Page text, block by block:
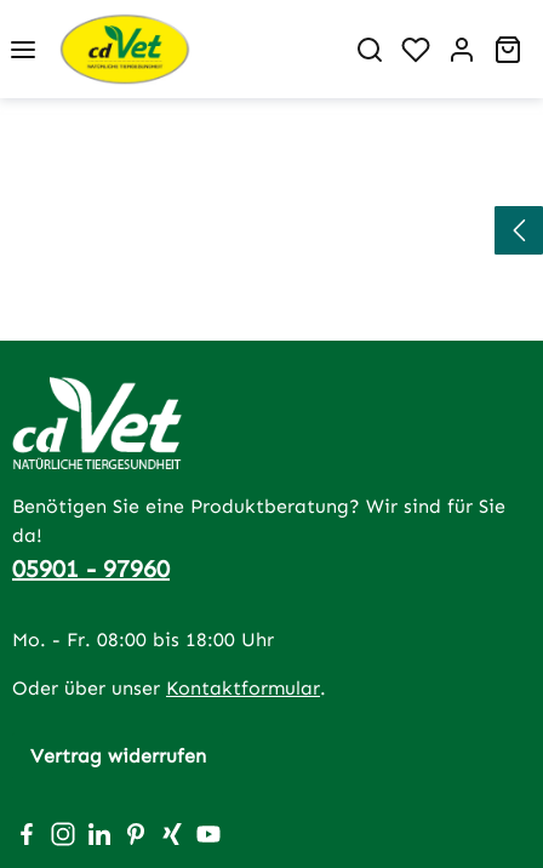
Zum Hauptinhalt springen
Du hast 0
Benötigen Sie eine Produktberatung? Wir sind für Sie
da!
05901 - 97960
Mo. - Fr. 08:00 bis 18:00 Uhr
Oder über unser Kontaktformular.
Vertrag widerrufen
Besuche uns auf Facebook – öffnet in neuem Tab
Schau auf Instagram vorbei – öffnet in neuem Tab
Vernetze dich mit uns auf LinkedIn – öffnet in
Lass dich auf Pinterest inspirieren – öffnet
Vernetze dich mit uns auf Xing – öffnet
Sieh dir unsere Videos auf YouTube